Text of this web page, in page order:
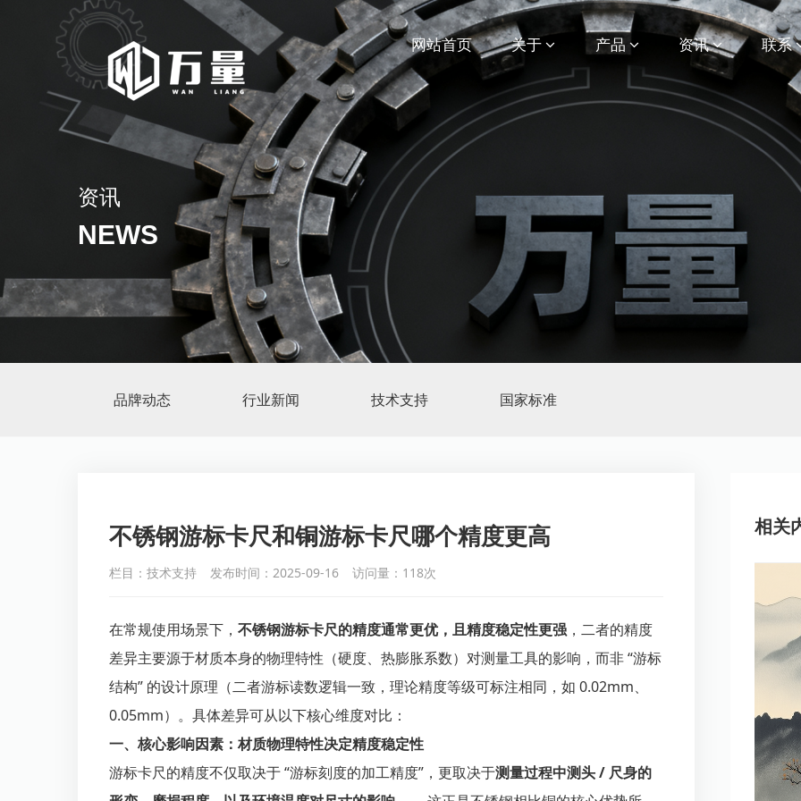
网站首页 关于 产品 资讯 联系
资讯
NEWS
品牌动态 行业新闻 技术支持 国家标准
不锈钢游标卡尺和铜游标卡尺哪个精度更高
栏目：技术支持 发布时间：2025-09-16 访问量：118次
在常规使用场景下，不锈钢游标卡尺的精度通常更优，且精度稳定性更强 ，二者的精度
差异主要源于材质本身的物理特性（硬度、热膨胀系数）对测量工具的影响，而非 “游标
结构” 的设计原理（二者游标读数逻辑一致，理论精度等级可标注相同，如 0.02mm、
0.05mm）。具体差异可从以下核心维度对比：
一、核心影响因素：材质物理特性决定精度稳定性
游标卡尺的精度不仅取决于 “游标刻度的加工精度”，更取决于测量过程中测头 / 尺身的
相关